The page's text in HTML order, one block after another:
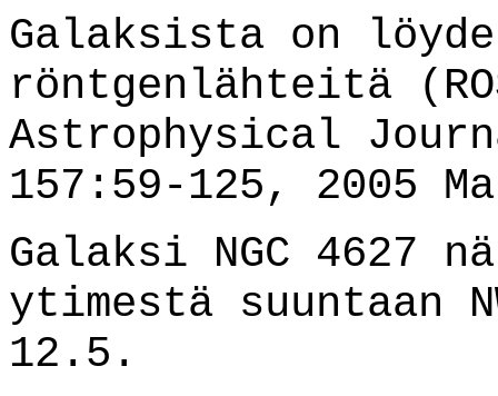
Galaksista on
röntgenlähteitä
Astrophysical
157:59-125, 2005
Galaksi NGC 4627
ytimestä suuntaan
12.5.